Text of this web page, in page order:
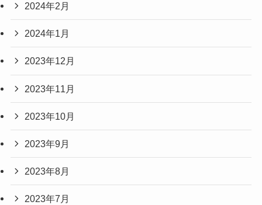
2024年2月
2024年1月
2023年12月
2023年11月
2023年10月
2023年9月
2023年8月
2023年7月